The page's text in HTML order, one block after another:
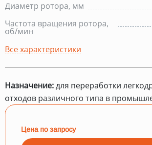
Диаметр ротора, мм
Частота вращения ротора,
об/мин
Все характеристики
Назначение:для переработки
отходов различного типа в
Цена по запросу